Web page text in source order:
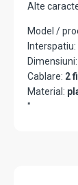
Alte
Model /
Interspatiu:
Dimensiuni:
Cablare: 2
Material:
"